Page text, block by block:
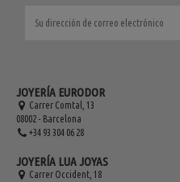
JOYERÍA EURODOR
Carrer Comtal, 13
08002 - Barcelona
+34 93 304 06 28
JOYERÍA LUA JOYAS
Carrer Occident, 18